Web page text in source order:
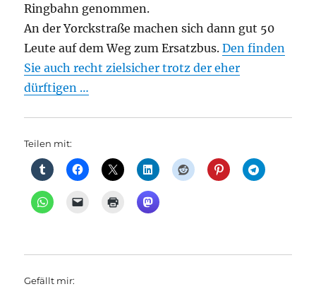
Ringbahn genommen.
An der Yorckstraße machen sich dann gut 50
Leute auf dem Weg zum Ersatzbus.Den finden
Sie auch recht zielsicher trotz der eher
dürftigen …
Teilen mit:
Gefällt mir: